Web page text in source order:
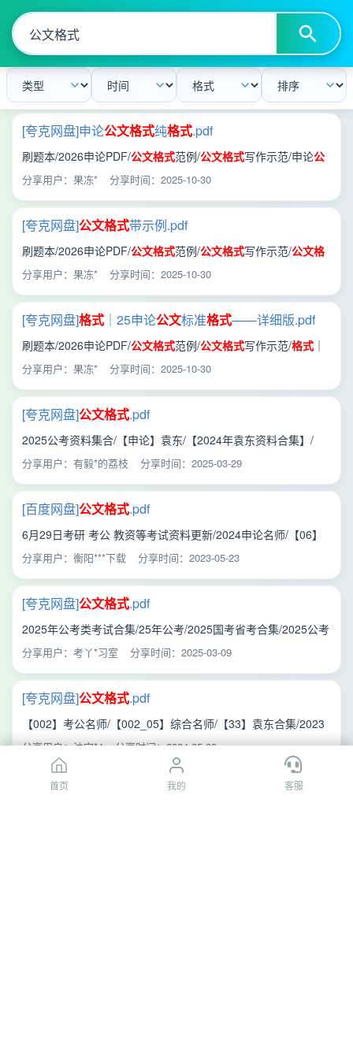
[夸克网盘]申论公文格式纯格式.pdf
刷题本/2026申论PDF/公文格式范例/公文格式写作示范/申论公
文 格式 纯 格式 .pdf
分享用户：果冻* 分享时间：2025-10-30
[夸克网盘]公文格式带示例.pdf
刷题本/2026申论PDF/公文格式范例/公文格式写作示范/公文格
式 带示例.pdf
分享用户：果冻* 分享时间：2025-10-30
[夸克网盘]格式 ｜25申论公文标准格式——详细版.pdf
刷题本/2026申论PDF/公文格式范例/公文格式写作示范/格式 ｜
25申论 公文标准 格式——详细版.pdf
分享用户：果冻* 分享时间：2025-10-30
[夸克网盘]公文格式.pdf
2025公考资料集合/【申论】袁东/【2024年袁东资料合集】/
【基础课】2024袁东省考申论领跑营方法精讲班/讲义/
式.pdf
分享用户：有毅*的荔枝 分享时间：2025-03-29
[百度网盘]公文格式.pdf
6月29日考研 考公 教资等考试资料更新/2024申论名师/【06】
2024袁东申论领跑营/讲义/公文格式
分享用户：衡阳***下载 分享时间：2023-05-23
[夸克网盘]公文格式.pdf
2025年公考类考试合集/25年公考/2025国考省考合集/2025公考
名师课程（持续更新）/01.渠道一（公考最新课程）/01.2025公
务员国省考课程1/【162】2025年省考袁东申论领跑营套题实战
班/讲义/公文格式.pdf
分享用户：考丫*习室 分享时间：2025-03-09
[夸克网盘]公文格式.pdf
【002】考公名师/【002_05】综合名师/【33】袁东合集/2023
年国省考/袁东申论领跑方法精讲（完整版 25 讲，大作文结
尾）/讲义/
分享用户：注定*4 分享时间：2024-05-09
[夸克网盘]
首页 我的 客服
首页 我的 客服